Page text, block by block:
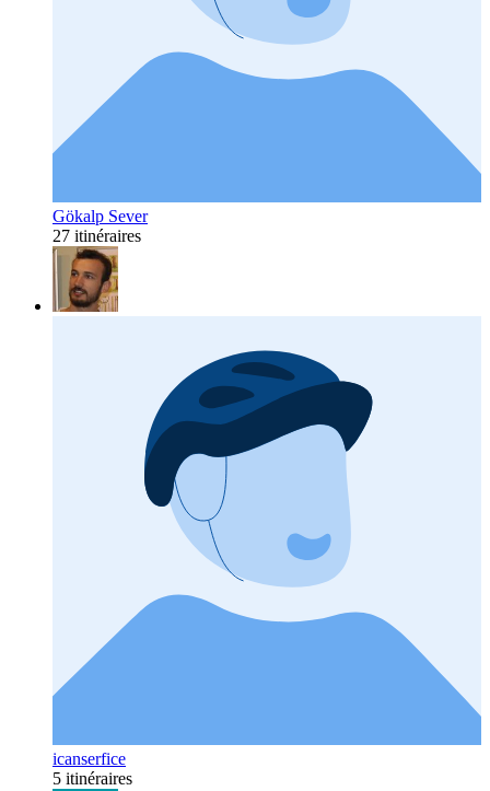
Gökalp Sever
27 itinéraires
icanserfice
5 itinéraires